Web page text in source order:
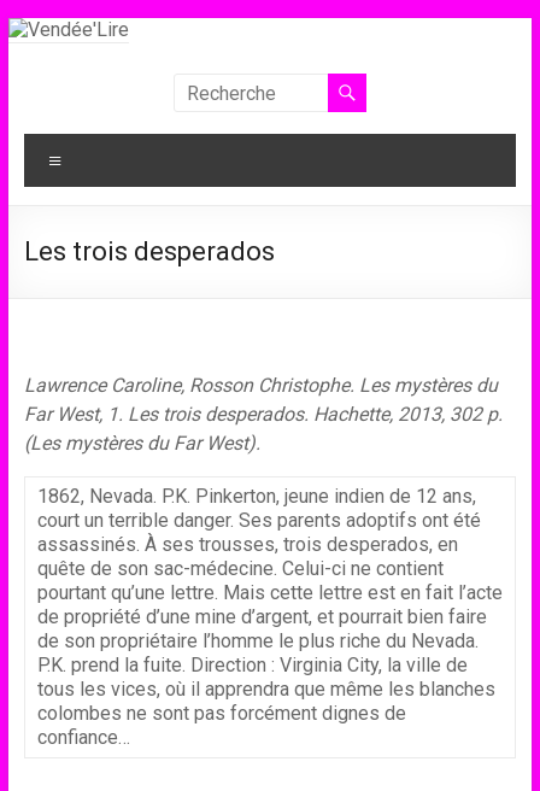
Aller
Vendée'Lire
Le
prix
collégiens
Les trois desperados
Lawrence Caroline, Rosson Christophe. Les mystères du
Far West, 1. Les trois desperados. Hachette, 2013, 302 p.
(Les mystères du Far West).
1862, Nevada. P.K. Pinkerton, jeune indien de 12 ans,
court un terrible danger. Ses parents adoptifs ont été
assassinés. À ses trousses, trois desperados, en
quête de son sac-médecine. Celui-ci ne contient
pourtant qu’une lettre. Mais cette lettre est en fait l’acte
de propriété d’une mine d’argent, et pourrait bien faire
de son propriétaire l’homme le plus riche du Nevada.
P.K. prend la fuite. Direction : Virginia City, la ville de
tous les vices, où il apprendra que même les blanches
colombes ne sont pas forcément dignes de
confiance…